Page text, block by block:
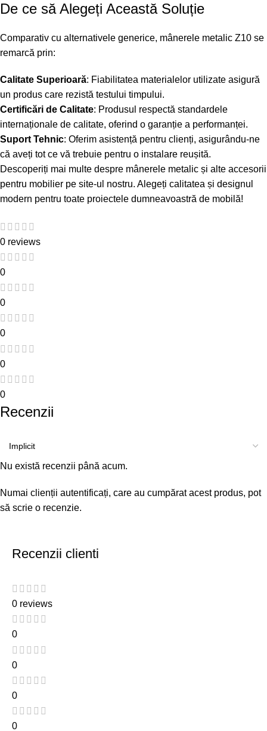
De ce să Alegeți Această Soluție
Comparativ cu alternativele generice, mânerele metalic Z10 se
remarcă prin:
Calitate Superioară: Fiabilitatea materialelor utilizate asigură
un produs care rezistă testului timpului.
Certificări de Calitate: Produsul respectă standardele
internaționale de calitate, oferind o garanție a performanței.
Suport Tehnic: Oferim asistență pentru clienți, asigurându-ne
că aveți tot ce vă trebuie pentru o instalare reușită.
Descoperiți mai multe despre mânerele metalic și alte accesorii
pentru mobilier pe site-ul nostru. Alegeți calitatea și designul
modern pentru toate proiectele dumneavoastră de mobilă!
0 reviews
0
0
0
0
0
Recenzii
Nu există recenzii până acum.
Numai clienții autentificați, care au cumpărat acest produs, pot
să scrie o recenzie.
Recenzii clienti
0 reviews
0
0
0
0